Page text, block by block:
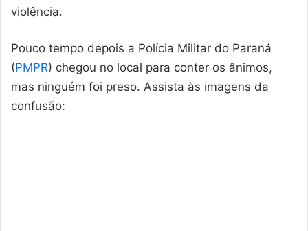
violência.
Pouco tempo depois a Polícia Militar do Paraná
(PMPR) chegou no local para conter os ânimos,
mas ninguém foi preso. Assista às imagens da
confusão: